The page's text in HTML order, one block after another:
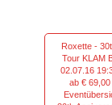
Roxette -
Tour KLAM
02.07.16
ab €